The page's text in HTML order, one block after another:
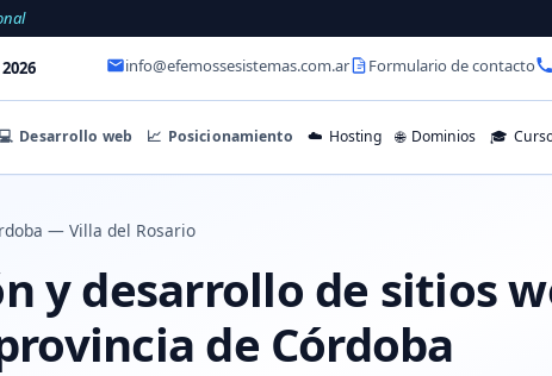
info@efemossesistemas.com.ar Formulario de contacto
💻 Desarrollo web 📈 Posicionamiento ☁️ Hosting 🌐 Dominios 🎓
— Villa del Rosario
y desarrollo de sitios
de Córdoba